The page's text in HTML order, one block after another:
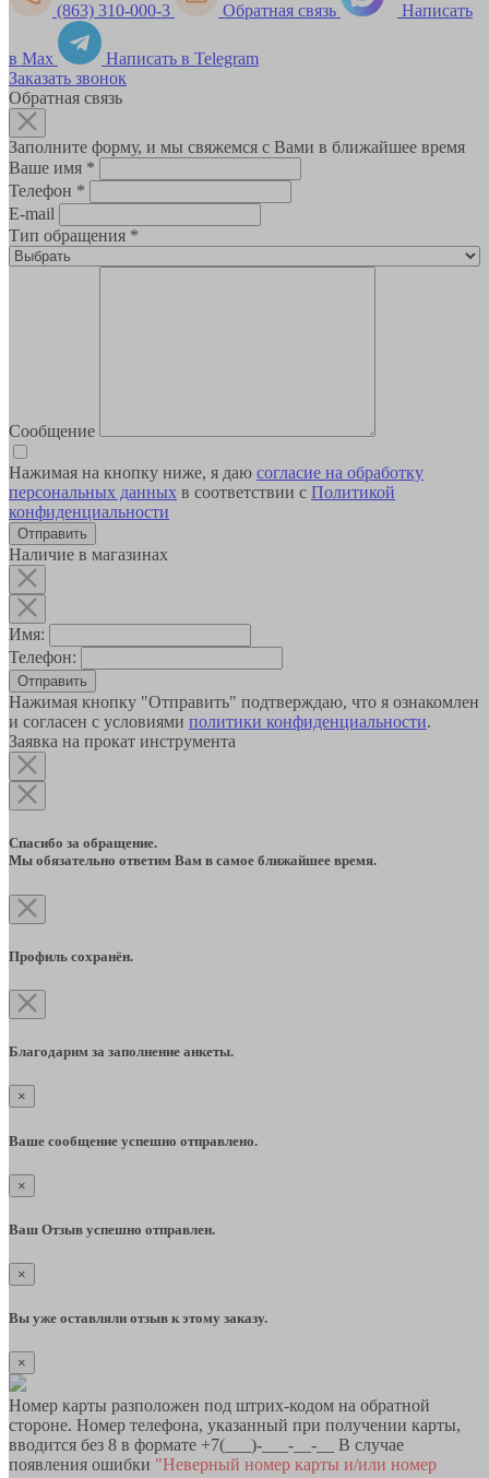
(863) 310-000-3 Обратная связь Написать
в Max
Написать в Telegram
Заказать звонок
Обратная связь
Заполните форму, и мы свяжемся с Вами в ближайшее время
Ваше имя *
Телефон *
E-mail
Тип обращения *
Сообщение
Нажимая на кнопку ниже, я даю согласие на обработку
персональных данных в соответствии с Политикой
конфиденциальности
Наличие в магазинах
Имя:
Телефон:
Отправить
Нажимая кнопку "Отправить" подтверждаю, что я ознакомлен
и согласен с условиями политики конфиденциальности.
Заявка на прокат инструмента
Спасибо за обращение.
Мы обязательно ответим Вам в самое ближайшее время.
Профиль сохранён.
Благодарим за заполнение анкеты.
×
Ваше сообщение успешно отправлено.
×
Ваш Отзыв успешно отправлен.
×
Вы уже оставляли отзыв к этому заказу.
×
Номер карты разположен под штрих-кодом на обратной
стороне. Номер телефона, указанный при получении карты,
вводится без 8 в формате +7(___)-___-__-__ В случае
появления ошибки "Неверный номер карты и/или номер